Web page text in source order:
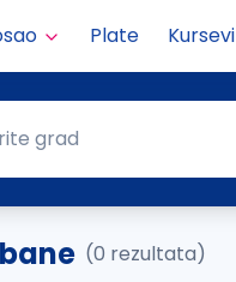
Plate Kursevi
grad
(0 rezultata)